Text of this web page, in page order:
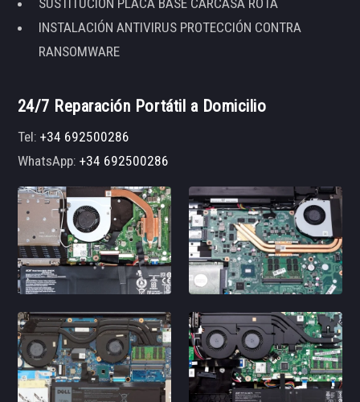
INSTALACIÓN ANTIVIRUS PROTECCIÓN CONTRA
RANSOMWARE
24/7 Reparación Portátil a Domicilio
Tel:+34 692500286
WhatsApp:+34 692500286